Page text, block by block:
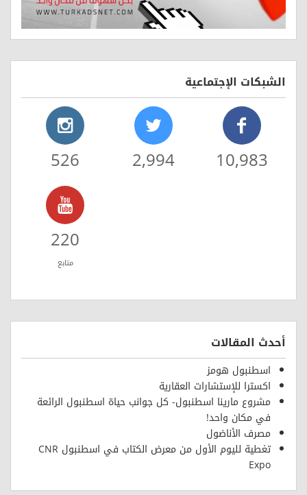
الشبكات الإجتماعية
10,983
2,994
526
220
متابع
أحدث المقالات
اسطنبول هومز
اكسترا للإستشارات العقارية
مشروع مارينا اسطنبول- كل جوانب حياة اسطنبول الرائعة
في مكان واحد!
مصرف الأناضول
تغطية لليوم الأول من معرض الكتاب في اسطنبول CNR
Expo